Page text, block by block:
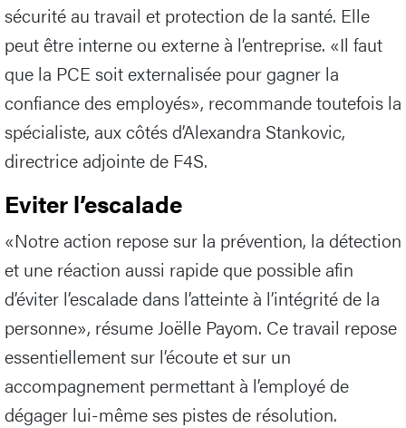
sécurité au travail et protection de la santé. Elle
peut être interne ou externe à l’entreprise. «Il faut
que la PCE soit externalisée pour gagner la
confiance des employés», recommande toutefois la
spécialiste, aux côtés d’Alexandra Stankovic,
directrice adjointe de F4S.
Eviter l’escalade
«Notre action repose sur la prévention, la détection
et une réaction aussi rapide que possible afin
d’éviter l’escalade dans l’atteinte à l’intégrité de la
personne», résume Joëlle Payom. Ce travail repose
essentiellement sur l’écoute et sur un
accompagnement permettant à l’employé de
dégager lui-même ses pistes de résolution.